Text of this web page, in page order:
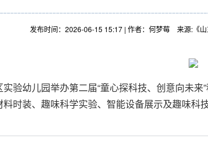
发布时间：2026-06-15 15:17 | 作者：何梦莓 来源:《
验幼儿园举办第二届“童心探科技、创意向未来
时装、趣味科学实验、智能设备展示及趣味